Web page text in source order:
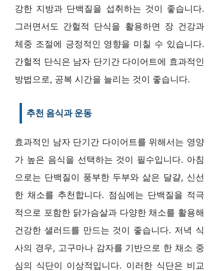
강한 지방과 단백질을 섭취하는 것이 좋습니다.
그러면서도 간헐적 단식을 활용하면 장 건강과
체중 조절에 긍정적인 영향을 미칠 수 있습니다.
간헐적 단식은 남자 단기간 다이어트에 효과적인
방법으로, 공복 시간을 늘리는 것이 좋습니다.
추천 음식과 운동
효과적인 남자 단기간 다이어트를 위해서는 영양
가 높은 음식을 선택하는 것이 필수입니다. 아침
으로는 단백질이 풍부한 두부와 삶은 달걀, 신선
한 채소를 추천합니다. 점심에는 단백질을 적극
적으로 포함한 닭가슴살과 다양한 채소를 활용해
건강한 샐러드를 만드는 것이 좋습니다. 저녁 식
사의 경우, 고구마나 감자를 기반으로 한 채소 중
심의 식단이 이상적입니다. 이러한 식단은 비교